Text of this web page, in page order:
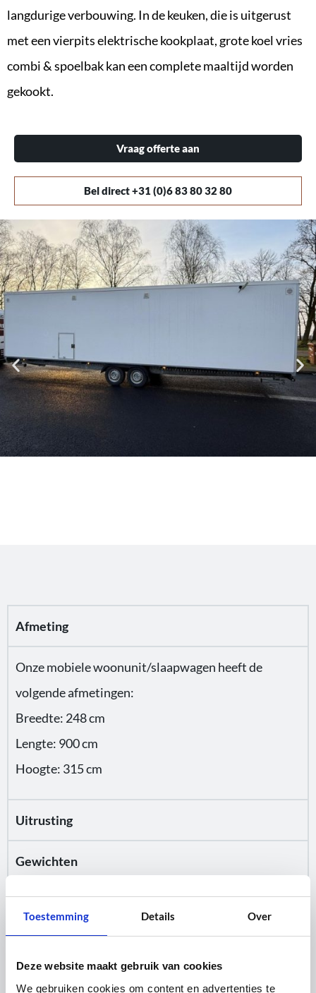
Toestemming Details Over
Deze website maakt gebruik van cookies
We gebruiken cookies om content en advertenties te
langdurige verbouwing. In de keuken, die is uitgerust
met een vierpits elektrische kookplaat, grote koel vries
combi & spoelbak kan een complete maaltijd worden
gekookt.
Vraag offerte aan
Bel direct +31 (0)6 83 80 32 80
Afmeting
Onze mobiele woonunit/slaapwagen heeft de
volgende afmetingen:
Breedte: 248 cm
Lengte: 900 cm
Hoogte: 315 cm
Uitrusting
Gewichten
Kosten